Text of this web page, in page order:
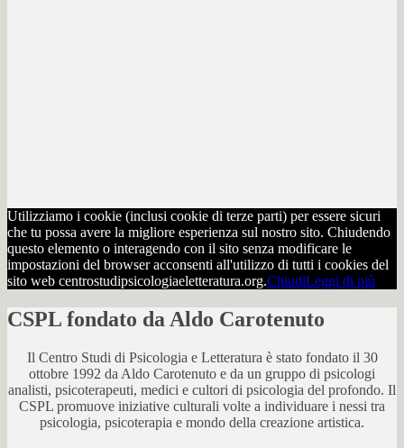
Utilizziamo i cookie (inclusi cookie di terze parti) per essere sicuri
che tu possa avere la migliore esperienza sul nostro sito. Chiudendo
questo elemento o interagendo con il sito senza modificare le
impostazioni del browser acconsenti all'utilizzo di tutti i cookies del
sito web centrostudipsicologiaeletteratura.org.ChiudiLeggi di più
CSPL fondato da Aldo Carotenuto
Il Centro Studi di Psicologia e Letteratura è stato fondato il 30
ottobre 1992 da Aldo Carotenuto e da un gruppo di psicologi
analisti, psicoterapeuti, medici e cultori di psicologia del profondo. Il
CSPL promuove iniziative culturali volte a individuare i nessi tra
psicologia, psicoterapia e mondo della creazione artistica.